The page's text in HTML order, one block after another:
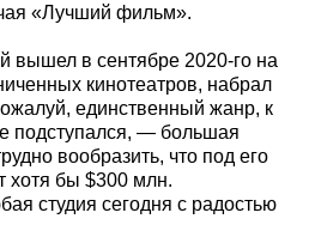
«Лучший фильм».
вышел в сентябре 2020-го на
кинотеатров, набрал
единственный жанр, к
подступался, — большая
вообразить, что под его
хотя бы $300 млн.
студия сегодня с радостью